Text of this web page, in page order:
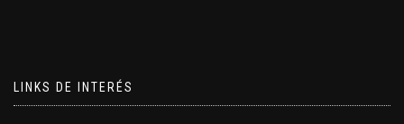
LINKS DE INTERÉS